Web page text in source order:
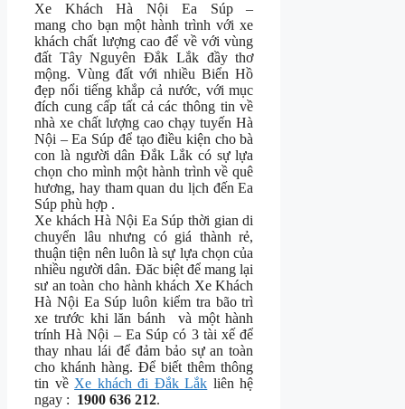
Xe Khách Hà Nội Ea Súp –
mang cho bạn một hành trình với xe
khách chất lượng cao để về với vùng
đất Tây Nguyên Đắk Lắk đầy thơ
mộng. Vùng đất với nhiều Biển Hồ
đẹp nổi tiếng khắp cả nước, với mục
đích cung cấp tất cả các thông tin về
nhà xe chất lượng cao chạy tuyến Hà
Nội – Ea Súp để tạo điều kiện cho bà
con là người dân Đắk Lắk có sự lựa
chọn cho mình một hành trình về quê
hương, hay tham quan du lịch đến Ea
Súp phù hợp .
Xe khách Hà Nội Ea Súp thời gian di
chuyển lâu nhưng có giá thành rẻ,
thuận tiện nên luôn là sự lựa chọn của
nhiều người dân. Đăc biệt để mang lại
sư an toàn cho hành khách Xe Khách
Hà Nội Ea Súp luôn kiểm tra bão trì
xe trước khi lăn bánh và một hành
trính Hà Nội – Ea Súp có 3 tài xế để
thay nhau lái để đảm bảo sự an toàn
cho khánh hàng. Để biết thêm thông
tin về Xe khách đi Đắk Lắk liên hệ
ngay : 1900 636 212.